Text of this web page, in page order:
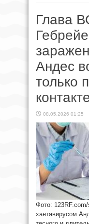
Глава
Андес
только
08.05.2026 01:25
Фото:
хантавирусом